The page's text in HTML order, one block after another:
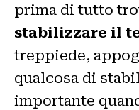
prima di tutto
stabilizzare il
treppiede,
qualcosa di
importante